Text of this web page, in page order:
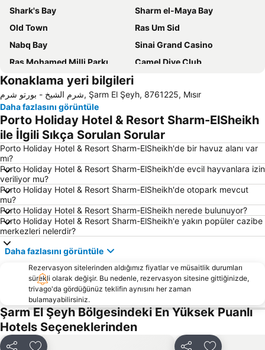
Shark's Bay
Sharm el-Maya Bay
Old Town
Ras Um Sid
Nabq Bay
Sinai Grand Casino
Ras Mohamed Milli Parkı
Camel Dive Club
Al Mustafa Mosque
Tiran Island
White Knight Bay
Tiger Bay
Konaklama yeri bilgileri
شرم الشيخ - بورتو شرم, Şarm El Şeyh, 8761225, Mısır
Daha fazlasını görüntüle
Porto Holiday Hotel & Resort Sharm-ElSheikh
ile İlgili Sıkça Sorulan Sorular
Porto Holiday Hotel & Resort Sharm-ElSheikh'de bir havuz alanı var
mı?
Porto Holiday Hotel & Resort Sharm-ElSheikh'de evcil hayvanlara izin
veriliyor mu?
Porto Holiday Hotel & Resort Sharm-ElSheikh'de otopark mevcut
mu?
Porto Holiday Hotel & Resort Sharm-ElSheikh nerede bulunuyor?
Porto Holiday Hotel & Resort Sharm-ElSheikh'e yakın popüler cazibe
merkezleri nelerdir?
Daha fazlasını görüntüle
Rezervasyon sitelerinden aldığımız fiyatlar ve müsaitlik durumları
sürekli olarak değişir. Bu nedenle, rezervasyon sitesine gittiğinizde,
trivago'da gördüğünüz teklifin aynısını her zaman
bulamayabilirsiniz.
Şarm El Şeyh Bölgesindeki En Yüksek Puanlı
Hotels Seçeneklerinden